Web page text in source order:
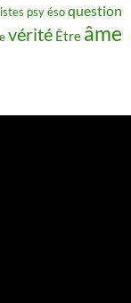
psy ésoquestion
vérité Être âme